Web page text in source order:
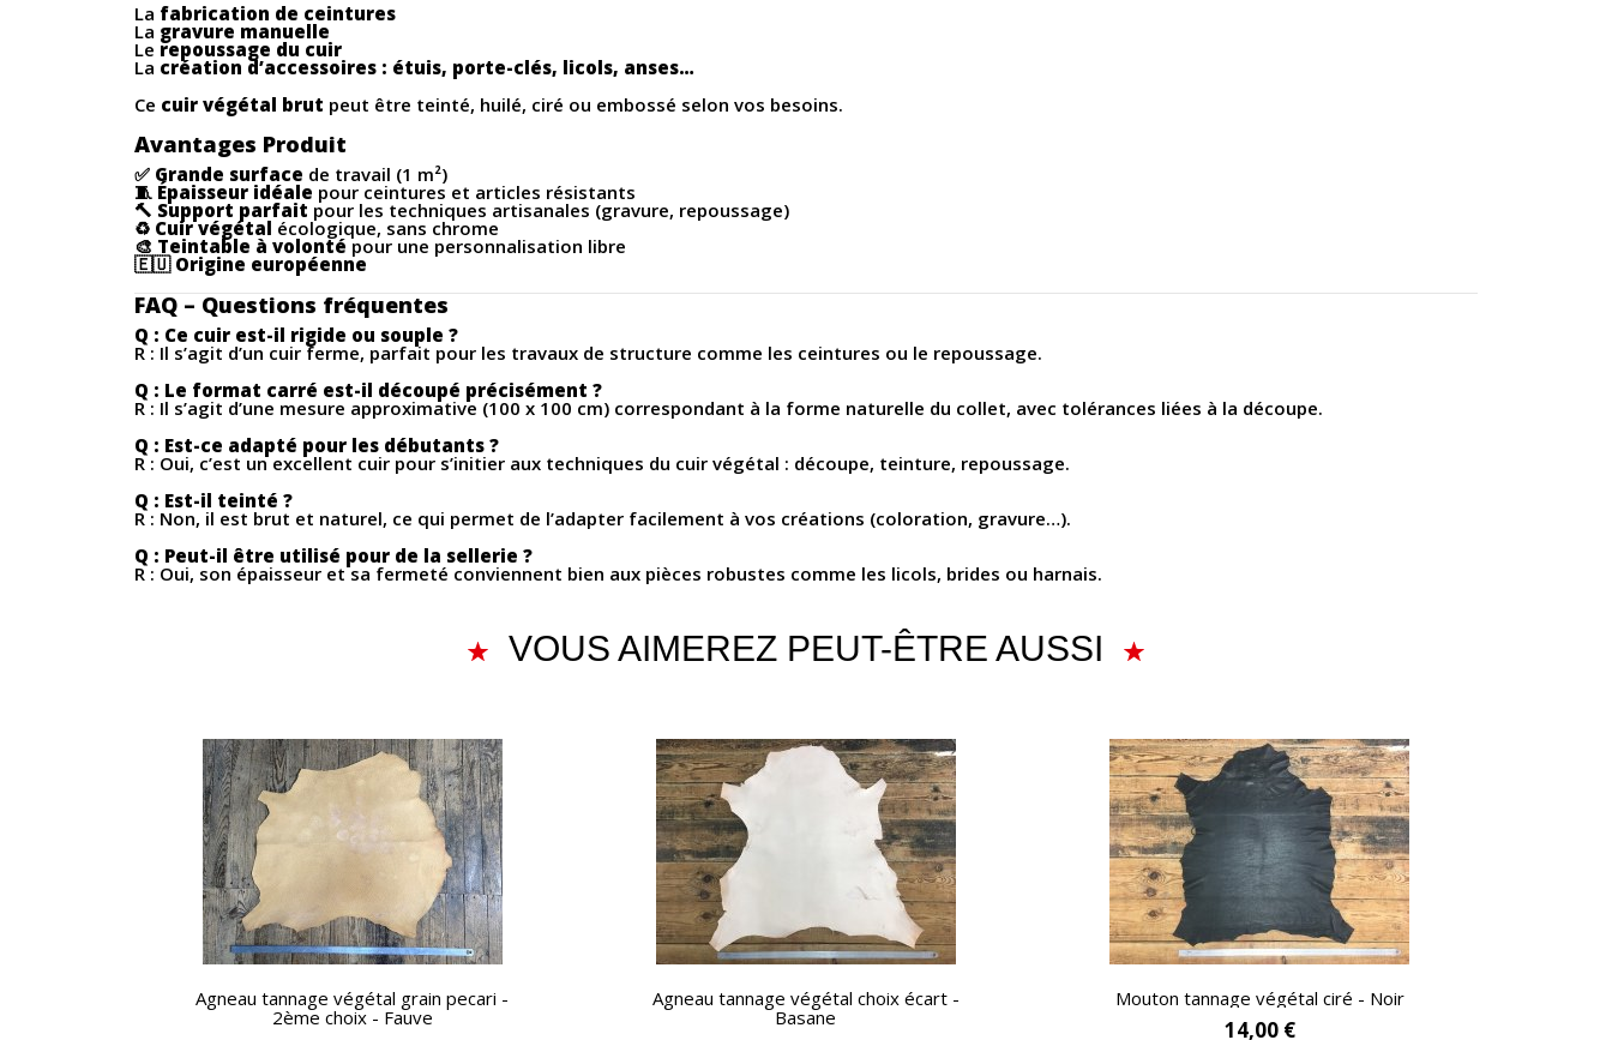
La fabrication de ceintures
La gravure manuelle
Le repoussage du cuir
La création d’accessoires : étuis, porte-clés, licols, anses…
Ce cuir végétal brut peut être teinté, huilé, ciré ou embossé selon vos besoins.
Avantages Produit
✅ Grande surface de travail (1 m²)
🧵 Épaisseur idéale pour ceintures et articles résistants
🔨 Support parfait pour les techniques artisanales (gravure, repoussage)
♻️ Cuir végétal écologique, sans chrome
🎨 Teintable à volonté pour une personnalisation libre
🇪🇺 Origine européenne
FAQ – Questions fréquentes
Q : Ce cuir est-il rigide ou souple ?
R : Il s’agit d’un cuir ferme, parfait pour les travaux de structure comme les ceintures ou le repoussage.
Q : Le format carré est-il découpé précisément ?
R : Il s’agit d’une mesure approximative (100 x 100 cm) correspondant à la forme naturelle du collet, avec tolérances liées à la découpe.
Q : Est-ce adapté pour les débutants ?
R : Oui, c’est un excellent cuir pour s’initier aux techniques du cuir végétal : découpe, teinture, repoussage.
Q : Est-il teinté ?
R : Non, il est brut et naturel, ce qui permet de l’adapter facilement à vos créations (coloration, gravure…).
Q : Peut-il être utilisé pour de la sellerie ?
R : Oui, son épaisseur et sa fermeté conviennent bien aux pièces robustes comme les licols, brides ou harnais.
VOUS AIMEREZ PEUT-ÊTRE AUSSI
APERÇU RAPIDE
Agneau tannage végétal grain pecari -
2ème choix - Fauve
APERÇU RAPIDE
Agneau tannage végétal choix écart -
Basane
APERÇU RAPIDE
Mouton tannage végétal ciré - Noir
14,00 €